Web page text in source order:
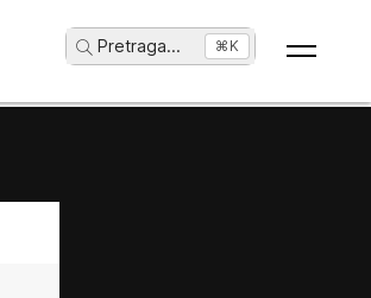
Pretraga... ⌘K